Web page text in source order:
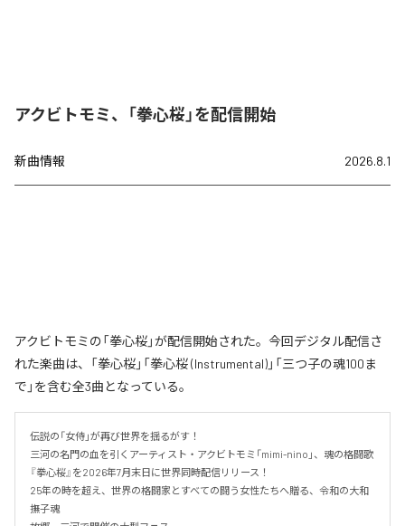
アクビトモミ、「拳心桜」を配信開始
新曲情報 2026.8.1
アクビトモミの「拳心桜」が配信開始された。今回デジタル配信さ
れた楽曲は、「拳心桜」「拳心桜 (Instrumental)」「三つ子の魂100ま
で」を含む全3曲となっている。
伝説の「女侍」が再び世界を揺るがす！
三河の名門の血を引くアーティスト・アクビトモミ「mimi-nino」、魂の格闘歌
『拳心桜』を2026年7月末日に世界同時配信リリース！
25年の時を超え、世界の格闘家とすべての闘う女性たちへ贈る、令和の大和
撫子魂